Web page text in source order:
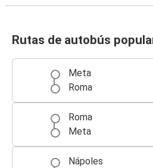
Rutas de autobús
Meta
Roma
Roma
Meta
Nápoles